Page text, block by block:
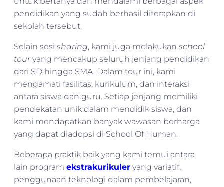
pendidikan yang sudah berhasil diterapkan di
sekolah tersebut.
Selain sesi sharing, kami juga melakukan school
touryang mencakup seluruh jenjang pendidikan
dari SD hingga SMA. Dalam tour ini, kami
mengamati fasilitas, kurikulum, dan interaksi
antara siswa dan guru. Setiap jenjang memiliki
pendekatan unik dalam mendidik siswa, dan
kami mendapatkan banyak wawasan berharga
yang dapat diadopsi di School Of Human.
Beberapa praktik baik yang kami temui antara
lain program ekstrakurikuler yang variatif,
penggunaan teknologi dalam pembelajaran,